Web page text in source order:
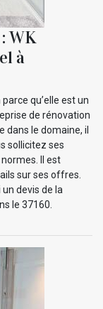
WK
à
qu’elle est un
de rénovation
dans le domaine, il
sollicitez ses
Il est
sur ses offres.
devis de la
le 37160.